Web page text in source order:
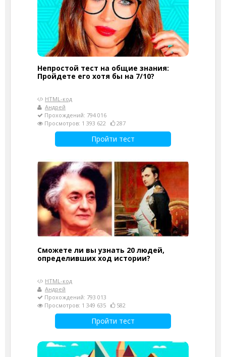
Непростой тест на общие знания:
Пройдете его хотя бы на 7/10?
HTML-код
Андрей
Прохождений: 794 016
Просмотров: 1 393 622
287
Пройти тест
Сможете ли вы узнать 20 людей,
определивших ход истории?
HTML-код
Андрей
Прохождений: 793 013
Просмотров: 1 349 635
582
Пройти тест